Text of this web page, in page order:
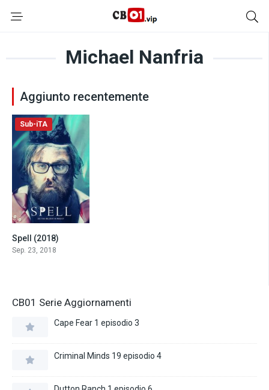
Michael Nanfria
Aggiunto recentemente
Sub-iTA
Spell (2018)
Sep. 23, 2018
CB01 Serie Aggiornamenti
Cape Fear 1 episodio 3
Criminal Minds 19 episodio 4